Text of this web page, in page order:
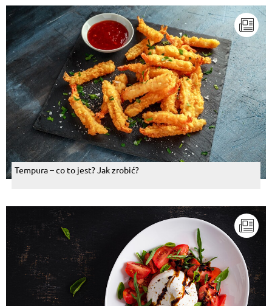
Tempura – co to jest? Jak zrobić?